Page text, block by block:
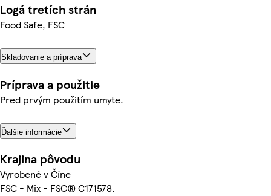
Logá tretích strán
Food Safe, FSC
Skladovanie a príprava
Príprava a použitie
Pred prvým použitím umyte.
Ďalšie informácie
Krajina pôvodu
Vyrobené v Číne
FSC - Mix - FSC® C171578.